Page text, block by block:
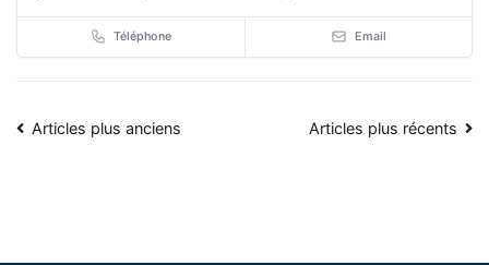
Téléphone Email
Navigation
Articles plus anciens Articles plus récents